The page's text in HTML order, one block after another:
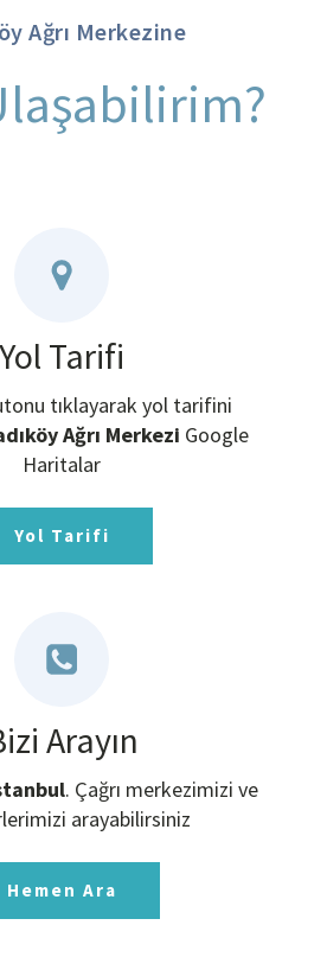
Ağrı Merkezine
Yol Tarifi
tıklayarak yol tarifini
Ağrı Merkezi Google
Haritalar
Yol Tarifi
Arayın
. Çağrı merkezimizi ve
arayabilirsiniz
Hemen Ara